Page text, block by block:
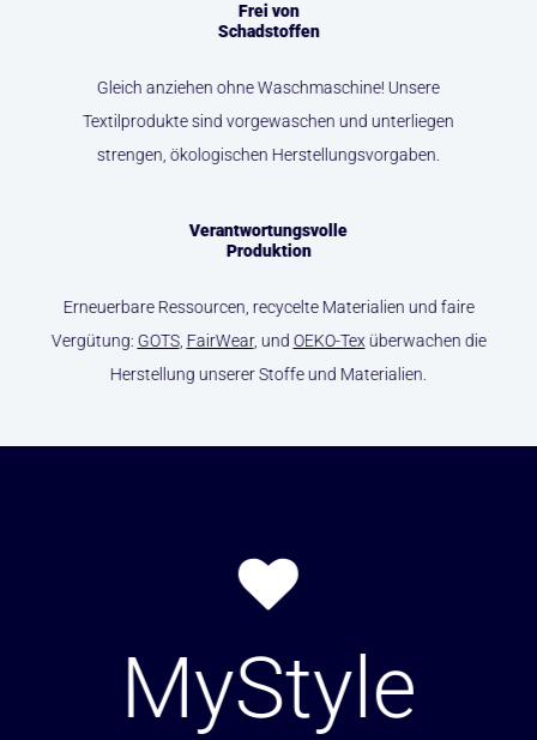
Frei von
Schadstoffen
Gleich anziehen ohne Waschmaschine! Unsere
Textilprodukte sind vorgewaschen und unterliegen
strengen, ökologischen Herstellungsvorgaben.
Verantwortungsvolle
Produktion
Erneuerbare Ressourcen, recycelte Materialien und faire
Vergütung: GOTS, FairWear, und OEKO-Texüberwachen die
Herstellung unserer Stoffe und Materialien.
MyStyle